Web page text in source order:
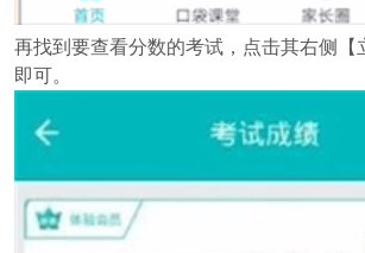
再找到要查看分数的考试，点击其右侧【
即可。